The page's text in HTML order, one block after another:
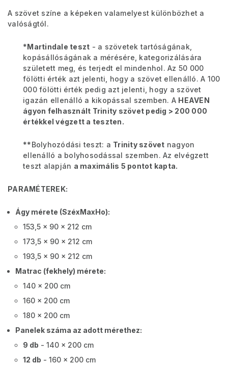
A szövet színe a képeken valamelyest különbözhet a
valóságtól.
*Martindale teszt - a szövetek tartóságának,
kopásállóságának a mérésére, kategorizálására
született meg, és terjedt el mindenhol. Az 50 000
fölötti érték azt jelenti, hogy a szövet ellenálló. A 100
000 fölötti érték pedig azt jelenti, hogy a szövet
igazán ellenálló a kikopással szemben. A HEAVEN
ágyon felhasznált Trinity szövet pedig > 200 000
értékkel végzett a teszten.
**Bolyhozódási teszt: a Trinity szövet nagyon
ellenálló a bolyhosodással szemben. Az elvégzett
teszt alapján a maximális 5 pontot kapta.
PARAMÉTEREK:
Ágy mérete (SzéxMaxHo):
153,5 x 90 x 212 cm
173,5 x 90 x 212 cm
193,5 x 90 x 212 cm
Matrac (fekhely) mérete:
140 x 200 cm
160 x 200 cm
180 x 200 cm
Panelek száma az adott mérethez:
9 db - 140 x 200 cm
12 db - 160 x 200 cm